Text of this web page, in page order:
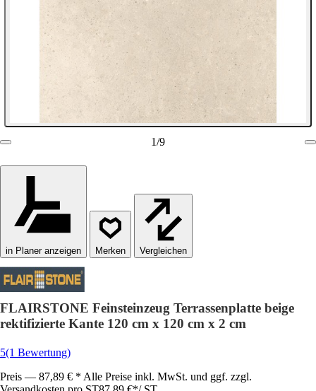
1/9
in Planer anzeigen Vergleichen
FLAIRSTONE Feinsteinzeug Terrassenplatte beige
rektifizierte Kante 120 cm x 120 cm x 2 cm
5(1 Bewertung)
Preis — 87,89 € * Alle Preise inkl. MwSt. und ggf. zzgl.